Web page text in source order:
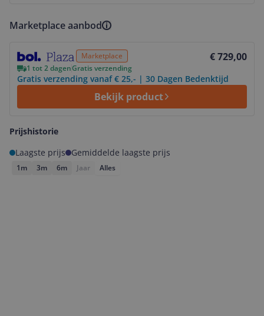
Marketplace aanbod
Marketplace € 729,00
1 tot 2 dagenGratis verzending
Gratis verzending vanaf € 25,- | 30 Dagen Bedenktijd
Bekijk product
Prijshistorie
Laagste prijs
Gemiddelde laagste prijs
1m 3m 6m Jaar Alles